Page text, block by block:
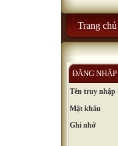
Trang chủ
ĐĂNG NHẬP
Tên truy nhập
Mật khẩu
Ghi nhớ